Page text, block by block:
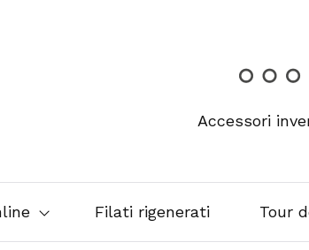
Accessori
Filati rigenerati Tour